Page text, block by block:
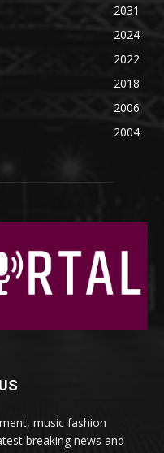
2031
2024
2022
2018
2006
2004
music fashion
breaking news and